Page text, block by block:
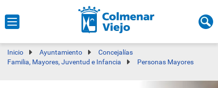
Inicio Ayuntamiento
Concejalías
Familia, Mayores, Juventud e Infancia
Personas Mayores